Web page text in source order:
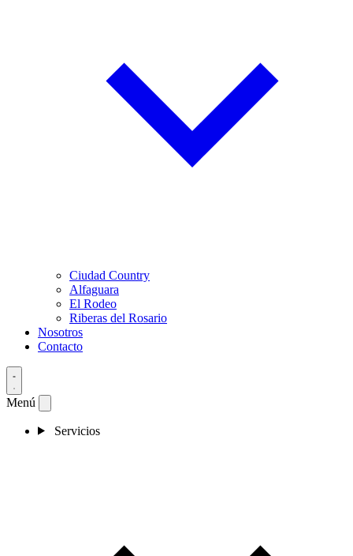
Ciudad Country
Alfaguara
El Rodeo
Riberas del Rosario
Nosotros
Contacto
Menú
Servicios